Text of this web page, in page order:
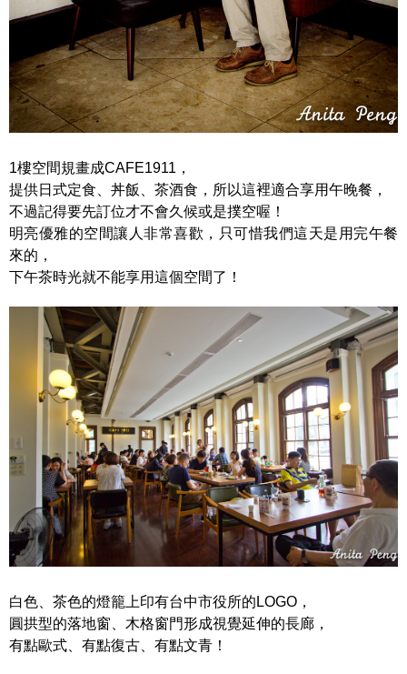
1樓空間規畫成CAFE1911，
提供日式定食、丼飯、茶酒食，所以這裡適合享用午晚餐，
不過記得要先訂位才不會久候或是撲空喔！
明亮優雅的空間讓人非常喜歡，只可惜我們這天是用完午餐
來的，
下午茶時光就不能享用這個空間了！
白色、茶色的燈籠上印有台中市役所的LOGO，
圓拱型的落地窗、木格窗門形成視覺延伸的長廊，
有點歐式、有點復古、有點文青！